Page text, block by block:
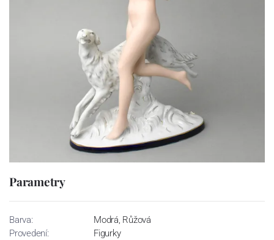
Parametry
Barva:
Modrá, Růžová
Provedení:
Figurky